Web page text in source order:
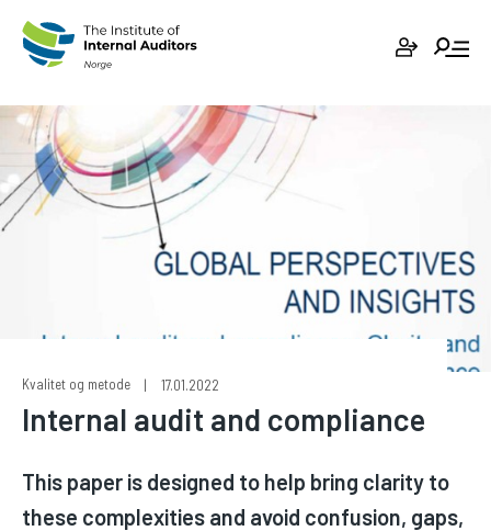
content
Kvalitet og metode 17.01.2022
Internal audit and compliance
This paper is designed to help bring clarity to
these complexities and avoid confusion, gaps,